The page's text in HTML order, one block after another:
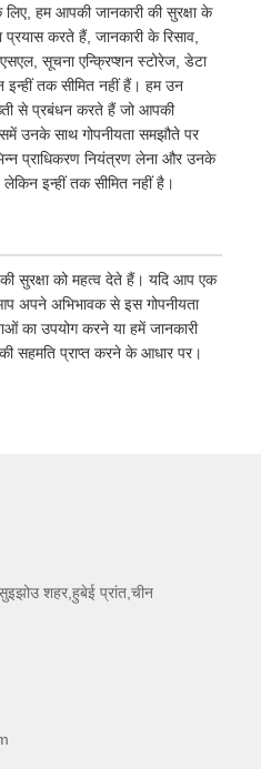
लिए, हम आपकी जानकारी की सुरक्षा के
करते हैं, जानकारी के रिसाव,
सूचना एन्क्रिप्शन स्टोरेज, डेटा
तक सीमित नहीं हैं। हम उन
से प्रबंधन करते हैं जो आपकी
उनके साथ गोपनीयता समझौते पर
प्राधिकरण नियंत्रण लेना और उनके
इन्हीं तक सीमित नहीं है।
की सुरक्षा को महत्व देते हैं। यदि आप एक
अपने अभिभावक से इस गोपनीयता
का उपयोग करने या हमें जानकारी
सहमति प्राप्त करने के आधार पर।
शहर,हुबेई प्रांत,चीन